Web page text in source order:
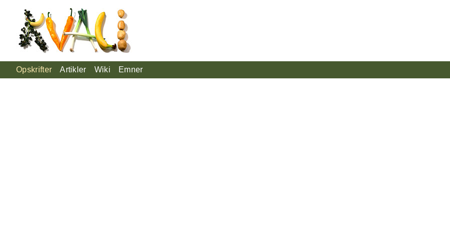
Opskrifter Artikler Wiki Emner